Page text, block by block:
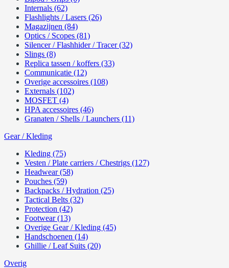
Internals (62)
Flashlights / Lasers (26)
Magazijnen (84)
Optics / Scopes (81)
Silencer / Flashhider / Tracer (32)
Slings (8)
Replica tassen / koffers (33)
Communicatie (12)
Overige accessoires (108)
Externals (102)
MOSFET (4)
HPA accessoires (46)
Granaten / Shells / Launchers (11)
Gear / Kleding
Kleding (75)
Vesten / Plate carriers / Chestrigs (127)
Headwear (58)
Pouches (59)
Backpacks / Hydration (25)
Tactical Belts (32)
Protection (42)
Footwear (13)
Overige Gear / Kleding (45)
Handschoenen (14)
Ghillie / Leaf Suits (20)
Overig